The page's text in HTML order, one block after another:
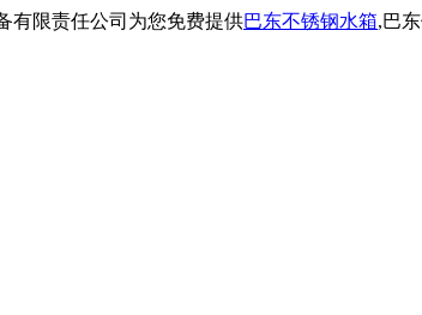
有限责任公司为您免费提供巴东不锈钢水箱,巴